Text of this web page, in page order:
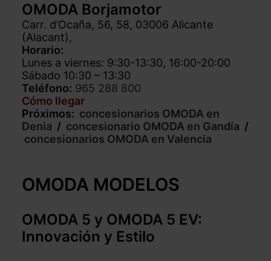
OMODA Borjamotor
Carr. d’Ocaña, 56, 58, 03006 Alicante
(Alacant),
Horario:
Lunes a viernes: 9:30-13:30, 16:00-20:00
Sábado 10:30 – 13:30
Teléfono: 965 288 800
Cómo llegar
Próximos: concesionarios OMODA en
Denia / concesionario OMODA en Gandía /
concesionarios OMODA en Valencia
OMODA MODELOS
OMODA 5 y OMODA 5 EV:
Innovación y Estilo